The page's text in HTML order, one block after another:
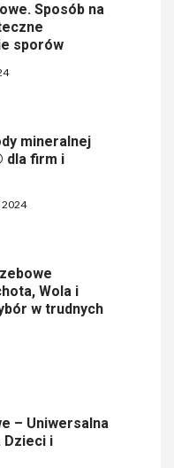
Sposób na
sporów
mineralnej
dla firm i
2024
Wola i
w trudnych
– Uniwersalna
Dzieci i